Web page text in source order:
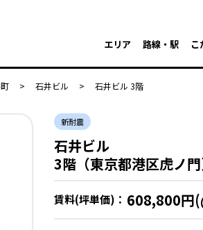
エリア 路線・駅 こ
> 石井ビル > 石井ビル 3階
新耐震
石井ビル
3階（東京都港区虎ノ門
賃料(坪単価)： 608,800円